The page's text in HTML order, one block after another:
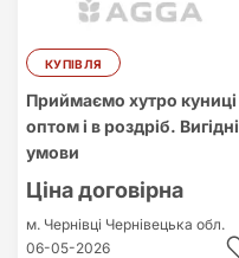
КУПІВЛЯ
Приймаємо хутро куниці
оптом і в роздріб. Вигідні
умови
Ціна договірна
м. Чернівці Чернівецька обл.
06-05-2026